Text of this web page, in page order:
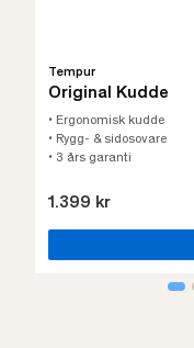
Tempur
Original Kudde
• Ergonomisk kudde
• Rygg- & sidosovare
• 3 års garanti
1.399 kr